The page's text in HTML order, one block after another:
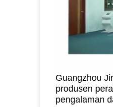
Guangzhou
produsen
pengalaman